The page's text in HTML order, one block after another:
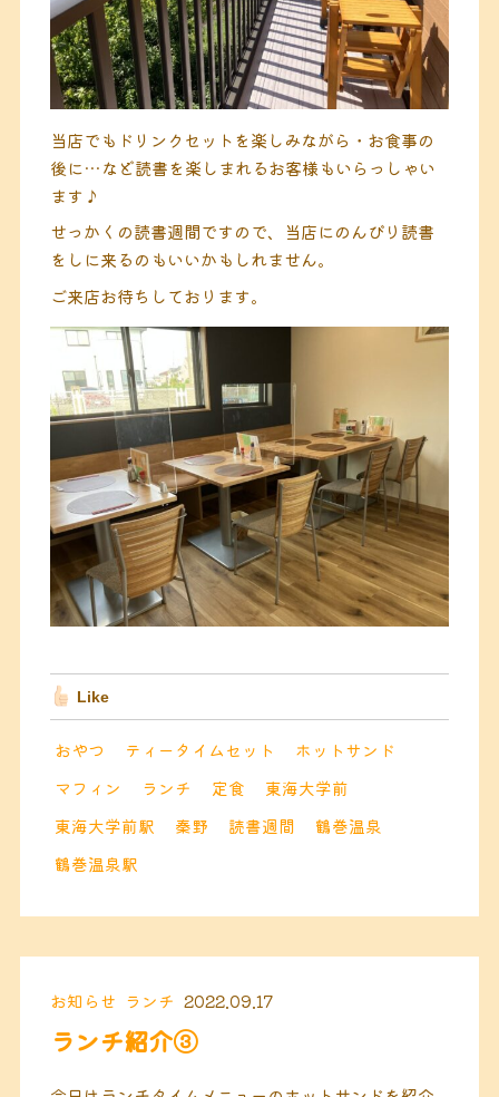
当店でもドリンクセットを楽しみながら・お食事の
後に…など読書を楽しまれるお客様もいらっしゃい
ます♪
せっかくの読書週間ですので、当店にのんびり読書
をしに来るのもいいかもしれません。
ご来店お待ちしております。
Like
おやつ ティータイムセット
ホットサンド
マフィン
ランチ 定食
東海大学前
東海大学前駅
秦野 読書週間
鶴巻温泉
鶴巻温泉駅
お知らせ ランチ 2022.09.17
ランチ紹介③